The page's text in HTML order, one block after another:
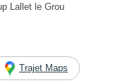
Lallet le Grou
Trajet Maps